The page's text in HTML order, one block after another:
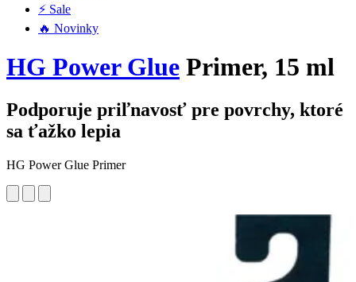
⚡ Sale
🔥 Novinky
HG Power Glue Primer, 15 ml
Podporuje priľnavosť pre povrchy, ktoré
sa ťažko lepia
HG Power Glue Primer